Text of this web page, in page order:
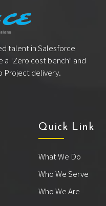
talent in Salesforce
a "Zero cost bench" and
Project delivery.
Quick Link
What We Do
Who We Serve
Who We Are